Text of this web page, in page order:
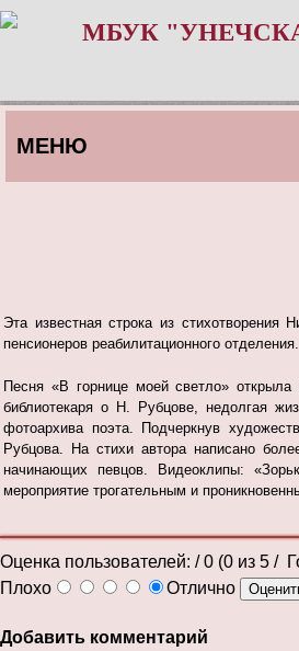
МБУК
МЕНЮ
Эта известная строка из стихотворения
пенсионеров реабилитационного отделения.
Песня «В горнице моей светло»
библиотекаря о Н. Рубцове, недолгая
фотоархива поэта. Подчеркнув
Рубцова. На стихи автора написано
начинающих певцов. Видеоклипы:
мероприятие трогательным и
Оценка пользователей: / 0 (0 из 5 /
Плохо
Отлично
Добавить комментарий